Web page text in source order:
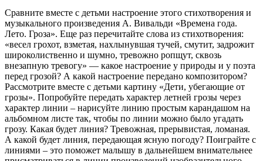
Сравните вместе с детьми настроение этого стихотворения и
музыкального произведения А. Вивальди «Времена года.
Лето. Гроза». Еще раз перечитайте слова из стихотворения:
«весел грохот, взметая, нахлынувшая тучей, смутит, задрожит
широколиственно и шумно, тревожно ропщут, сквозь
внезапную тревогу» — какое настроение у природы и у поэта
перед грозой? А какой настроение передано композитором?
Рассмотрите вместе с детьми картину «Дети, убегающие от
грозы». Попробуйте передать характер летней грозы через
характер линии – нарисуйте линию простым карандашом на
альбомном листе так, чтобы по линии можно было угадать
грозу. Какая будет линия? Тревожная, прерывистая, ломаная.
А какой будет линия, передающая ясную погоду? Поиграйте с
линиями – это поможет малышу в дальнейшем внимательнее